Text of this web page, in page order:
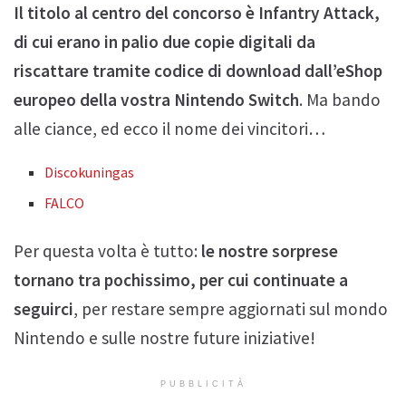
Il titolo al centro del concorso è Infantry Attack,
di cui erano in palio due copie digitali da
riscattare tramite codice di download dall’eShop
europeo della vostra Nintendo Switch. Ma bando
alle ciance, ed ecco il nome dei vincitori…
Discokuningas
FALCO
Per questa volta è tutto: le nostre sorprese
tornano tra pochissimo, per cui continuate a
seguirci, per restare sempre aggiornati sul mondo
Nintendo e sulle nostre future iniziative!
PUBBLICITÀ